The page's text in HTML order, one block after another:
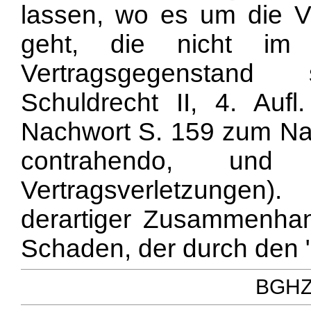
lassen, wo es um die
geht, die nicht im
Schuldrecht II, 4.
Nachwort S. 159 zum
contrahendo,
derartiger
Schaden, der durch den